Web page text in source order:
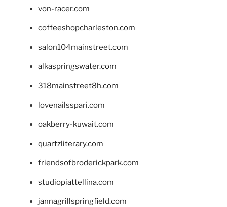
von-racer.com
coffeeshopcharleston.com
salon104mainstreet.com
alkaspringswater.com
318mainstreet8h.com
lovenailsspari.com
oakberry-kuwait.com
quartzliterary.com
friendsofbroderickpark.com
studiopiattellina.com
jannagrillspringfield.com